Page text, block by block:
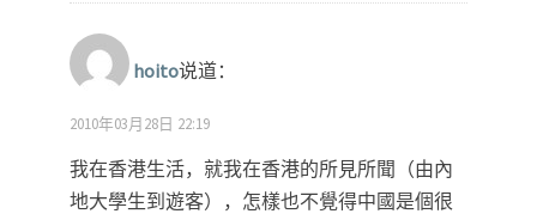
hoito说道：
2010年03月28日 22:19
我在香港生活，就我在香港的所見所聞（由內
地大學生到遊客），怎樣也不覺得中國是個很